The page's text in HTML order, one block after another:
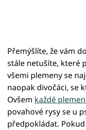
Přemýšlíte, že vám
stále netušíte, které
všemi plemeny se
naopak divočáci, se
Ovšem každé
povahové rysy se u
předpokládat.